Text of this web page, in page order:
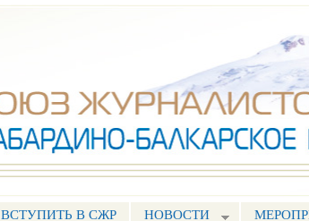
Перейти к
ВСТУПИТЬ В СЖР НОВОСТИ